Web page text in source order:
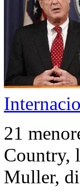
21
Country,
Muller,